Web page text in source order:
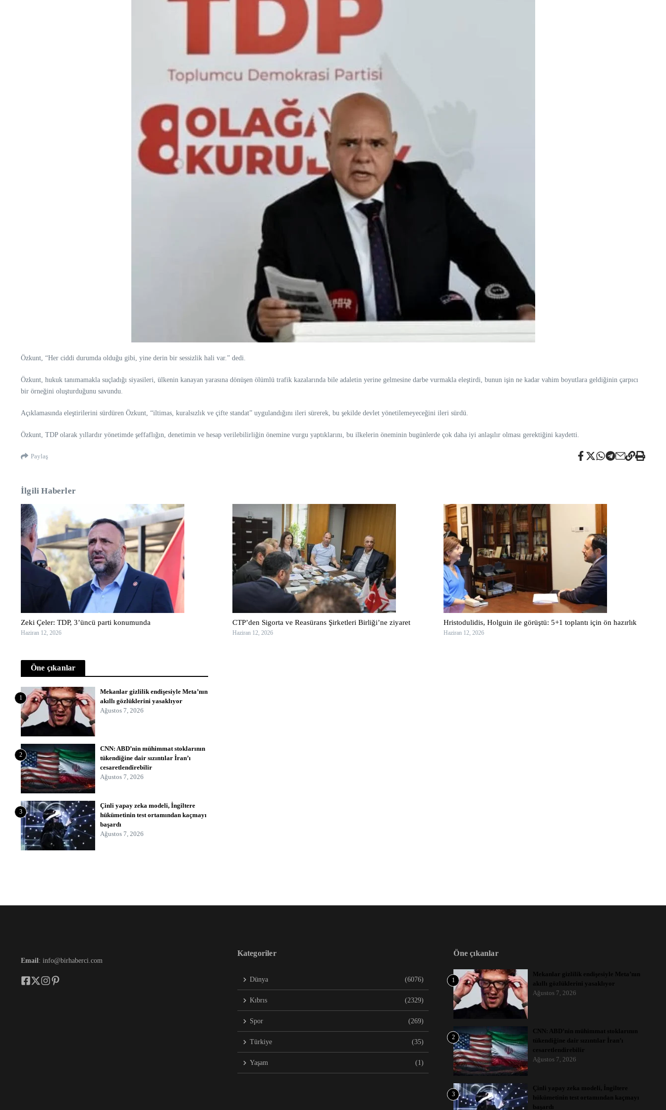
Özkunt, “Her ciddi durumda olduğu gibi, yine derin bir sessizlik hali var.” dedi.
Özkunt, hukuk tanımamakla suçladığı siyasileri, ülkenin kanayan yarasına dönüşen ölümlü trafik kazalarında bile adaletin yerine gelmesine darbe vurmakla eleştirdi, bunun işin ne kadar vahim boyutlara geldiğinin çarpıcı
bir örneğini oluşturduğunu savundu.
Açıklamasında eleştirilerini sürdüren Özkunt, “iltimas, kuralsızlık ve çifte standat” uygulandığını ileri sürerek, bu şekilde devlet yönetilemeyeceğini ileri sürdü.
Özkunt, TDP olarak yıllardır yönetimde şeffaflığın, denetimin ve hesap verilebilirliğin önemine vurgu yaptıklarını, bu ilkelerin öneminin bugünlerde çok daha iyi anlaşılır olması gerektiğini kaydetti.
Paylaş
İlgili Haberler
Zeki Çeler: TDP, 3’üncü parti konumunda
Haziran 12, 2026
CTP’den Sigorta ve Reasürans Şirketleri Birliği’ne ziyaret
Haziran 12, 2026
Hristodulidis, Holguin ile görüştü: 5+1 toplantı için ön hazırlık
Haziran 12, 2026
Öne çıkanlar
1
Mekanlar gizlilik endişesiyle Meta’nın
akıllı gözlüklerini yasaklıyor
Ağustos 7, 2026
2
CNN: ABD’nin mühimmat stoklarının
tükendiğine dair sızıntılar İran’ı
cesaretlendirebilir
Ağustos 7, 2026
3
Çinli yapay zeka modeli, İngiltere
hükümetinin test ortamından kaçmayı
başardı
Ağustos 7, 2026
Email: info@birhaberci.com
Kategoriler
Dünya (6076)
Kıbrıs (2329)
Spor (269)
Türkiye (35)
Yaşam (1)
Öne çıkanlar
1
Mekanlar gizlilik endişesiyle Meta’nın
akıllı gözlüklerini yasaklıyor
Ağustos 7, 2026
2
CNN: ABD’nin mühimmat stoklarının
tükendiğine dair sızıntılar İran’ı
cesaretlendirebilir
Ağustos 7, 2026
3
Çinli yapay zeka modeli, İngiltere
hükümetinin test ortamından kaçmayı
başardı